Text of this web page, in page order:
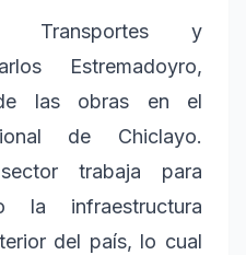
y
Estremadoyro,
las obras en el
de Chiclayo.
trabaja para
la infraestructura
del país, lo cual